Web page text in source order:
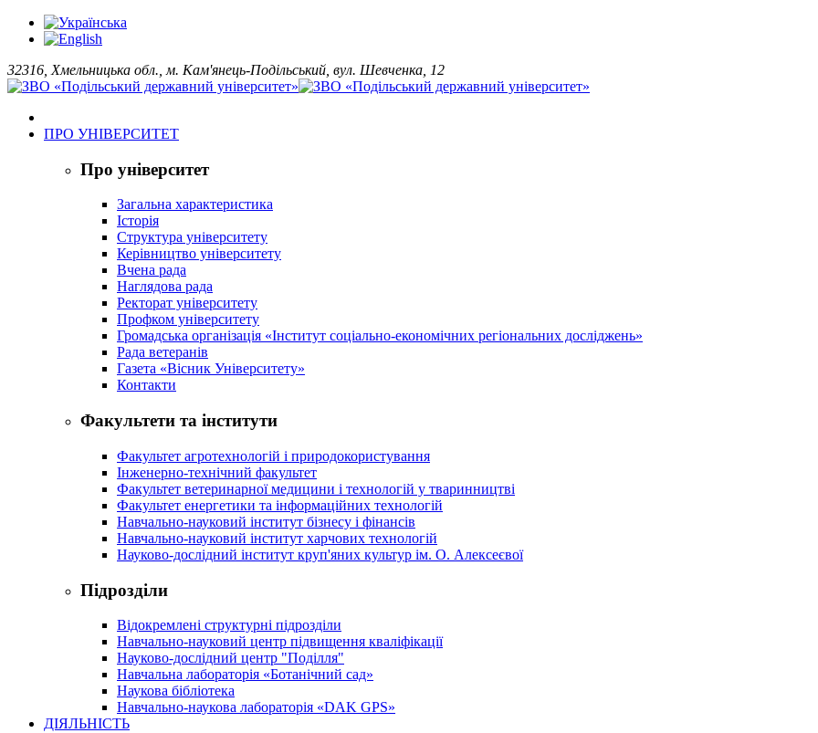
32316, Хмельницька обл., м. Кам'янець-Подільський, вул. Шевченка, 12
ПРО УНІВЕРСИТЕТ
Про університет
Загальна характеристика
Історія
Структура університету
Керівництво університету
Вчена рада
Наглядова рада
Ректорат університету
Профком університету
Громадська організація «Інститут соціально-економічних регіональних досліджень»
Рада ветеранів
Газета «Вісник Університету»
Контакти
Факультети та інститути
Факультет агротехнологій і природокористування
Інженерно-технічний факультет
Факультет ветеринарної медицини і технологій у тваринництві
Факультет енергетики та інформаційних технологій
Навчально-науковий інститут бізнесу і фінансів
Навчально-науковий інститут харчових технологій
Науково-дослідний інститут круп'яних культур ім. О. Алексеєвої
Підрозділи
Відокремлені структурні підрозділи
Навчально-науковий центр підвищення кваліфікації
Науково-дослідний центр "Поділля"
Навчальна лабораторія «Ботанічний сад»
Наукова бібліотека
Навчально-наукова лабораторія «DAK GPS»
ДІЯЛЬНІСТЬ